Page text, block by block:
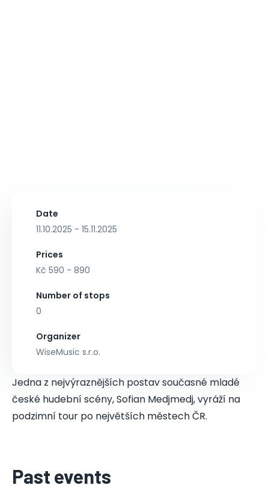
Date
11.10.2025 - 15.11.2025
Prices
Kč 590 - 890
Number of stops
0
Organizer
WiseMusic s.r.o.
Jedna z nejvýraznějších postav současné mladé
české hudební scény, Sofian Medjmedj, vyráží na
podzimní tour po největších městech ČR.
Past events